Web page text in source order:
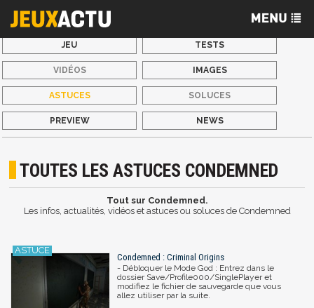
JEU TESTS
VIDÉOS IMAGES
ASTUCES SOLUCES
PREVIEW NEWS
TOUTES LES ASTUCES CONDEMNED
Tout sur Condemned.
Les infos, actualités, vidéos et astuces ou soluces de Condemned
Condemned : Criminal Origins
- Débloquer le Mode God : Entrez dans le
dossier Save/Profile000/SinglePlayer et
modifiez le fichier de sauvegarde que vous
allez utiliser par la suite.